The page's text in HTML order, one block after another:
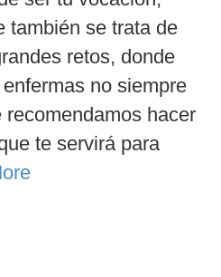
también se trata de
retos, donde
no siempre
hacer
te servirá para